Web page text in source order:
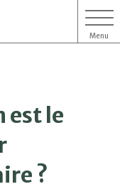
Menu
est le
?